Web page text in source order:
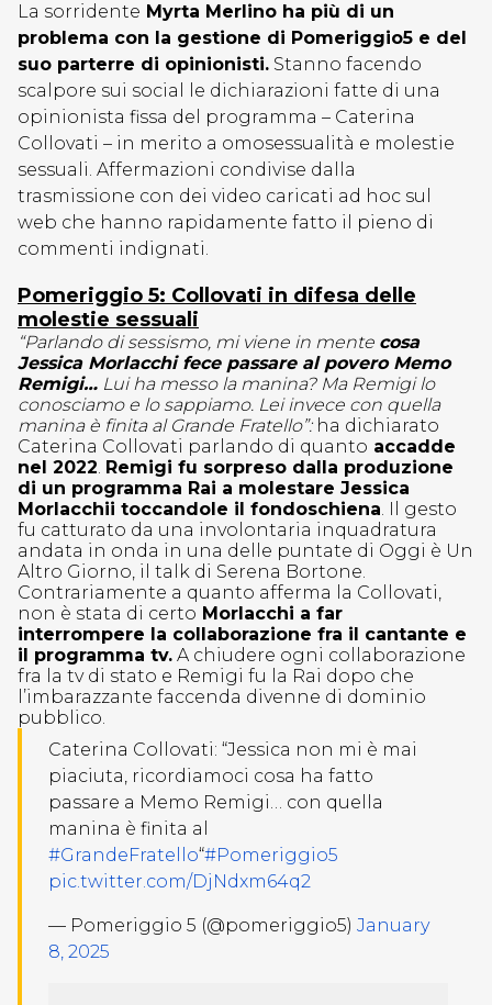
La sorridente Myrta Merlino ha più di un
problema con la gestione di Pomeriggio5 e del
suo parterre di opinionisti. Stanno facendo
scalpore sui social le dichiarazioni fatte di una
opinionista fissa del programma – Caterina
Collovati – in merito a omosessualità e molestie
sessuali. Affermazioni condivise dalla
trasmissione con dei video caricati ad hoc sul
web che hanno rapidamente fatto il pieno di
commenti indignati.
Pomeriggio 5: Collovati in difesa delle
molestie sessuali
“Parlando di sessismo, mi viene in mente cosa
Jessica Morlacchi fece passare al povero Memo
Remigi… Lui ha messo la manina? Ma Remigi lo
conosciamo e lo sappiamo. Lei invece con quella
manina è finita al Grande Fratello”:ha dichiarato
Caterina Collovati parlando di quanto accadde
nel 2022. Remigi fu sorpreso dalla produzione
di un programma Rai a molestare Jessica
Morlacchii toccandole il fondoschiena. Il gesto
fu catturato da una involontaria inquadratura
andata in onda in una delle puntate di Oggi è Un
Altro Giorno, il talk di Serena Bortone.
Contrariamente a quanto afferma la Collovati,
non è stata di certo Morlacchi a far
interrompere la collaborazione fra il cantante e
il programma tv. A chiudere ogni collaborazione
fra la tv di stato e Remigi fu la Rai dopo che
l’imbarazzante faccenda divenne di dominio
pubblico.
Caterina Collovati: “Jessica non mi è mai
piaciuta, ricordiamoci cosa ha fatto
passare a Memo Remigi… con quella
manina è finita al
#GrandeFratello“#Pomeriggio5
pic.twitter.com/DjNdxm64q2
— Pomeriggio 5 (@pomeriggio5) January
8, 2025